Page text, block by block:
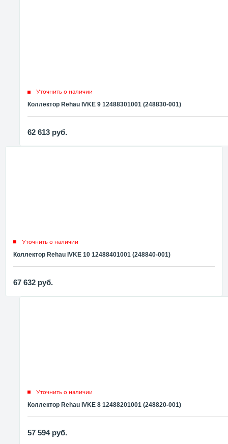
Уточнить о наличии
Коллектор Rehau IVKE 9 12488301001 (248830-001)
62 613 руб.
Уточнить о наличии
Коллектор Rehau IVKE 10 12488401001 (248840-001)
67 632 руб.
Уточнить о наличии
Коллектор Rehau IVKE 8 12488201001 (248820-001)
57 594 руб.